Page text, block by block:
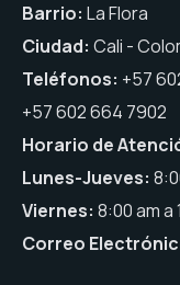
Barrio: La Flora
Ciudad: Cali -
Teléfonos: +57
+57 602 664 7902
Horario de
Lunes-Jueves:
Viernes: 8:00 am a
Correo